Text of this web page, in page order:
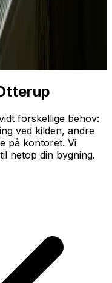
forskellige behov:
ved kilden, andre
på kontoret. Vi
netop din bygning.